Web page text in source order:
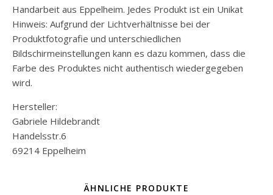
Handarbeit aus Eppelheim. Jedes Produkt ist ein Unikat
Hinweis: Aufgrund der Lichtverhältnisse bei der
Produktfotografie und unterschiedlichen
Bildschirmeinstellungen kann es dazu kommen, dass die
Farbe des Produktes nicht authentisch wiedergegeben
wird.
Hersteller:
Gabriele Hildebrandt
Handelsstr.6
69214 Eppelheim
ÄHNLICHE PRODUKTE